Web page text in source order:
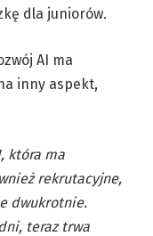
dla juniorów.
AI ma
inny aspekt,
która ma
rekrutacyjne,
dwukrotnie.
teraz trwa